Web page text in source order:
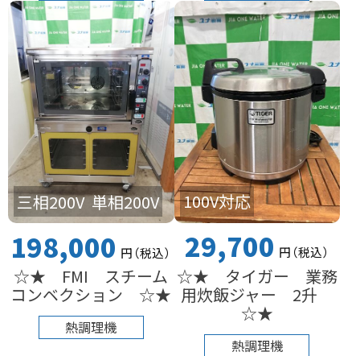
単相200V
三相200V
198,000 円（税込）
☆★ FMI スチーム
コンベクション ☆★
熱調理機
100V対応
29,700 円（税込）
☆★ タイガー 業務
用炊飯ジャー 2升
☆★
熱調理機